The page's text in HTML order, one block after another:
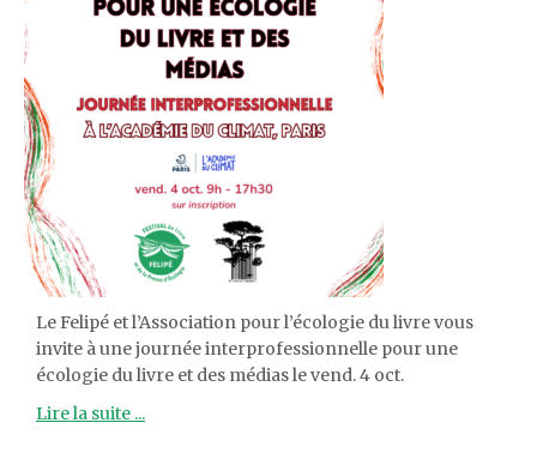
Le Felipé et l’Association pour l’écologie du livre vous
invite à une journée interprofessionnelle pour une
écologie du livre et des médias le vend. 4 oct.
Lire la suite ...